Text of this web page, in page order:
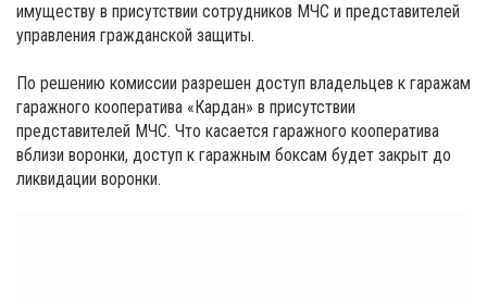
имуществу в присутствии сотрудников МЧС и представителей
управления гражданской защиты.
По решению комиссии разрешен доступ владельцев к гаражам
гаражного кооператива «Кардан» в присутствии
представителей МЧС. Что касается гаражного кооператива
вблизи воронки, доступ к гаражным боксам будет закрыт до
ликвидации воронки.